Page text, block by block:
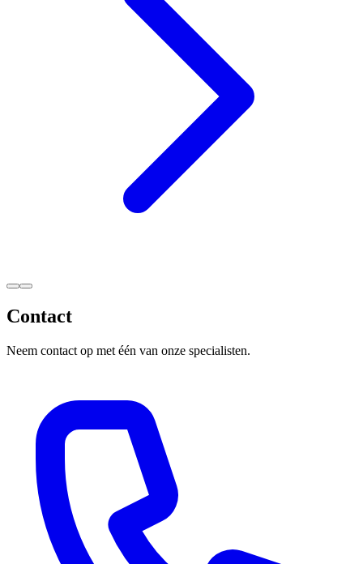
Contact
Neem contact op met één van onze specialisten.